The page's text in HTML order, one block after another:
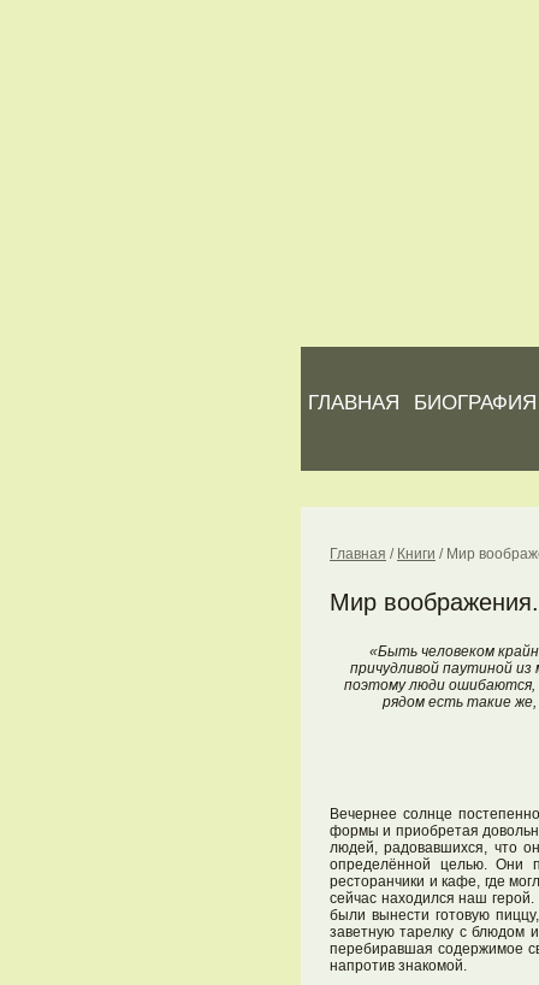
ГЛАВНАЯ БИОГРАФИЯ
Главная / Книги / Мир
Мир
«Быть человеком
причудливой паутиной
поэтому люди
рядом есть такие
Вечернее солнце
формы и приобретая
людей, радовавшихся, что
определённой целью. Они
ресторанчики и кафе, где
сейчас находился наш
были вынести готовую
заветную тарелку с блюдом
перебиравшая содержимое
напротив знакомой.